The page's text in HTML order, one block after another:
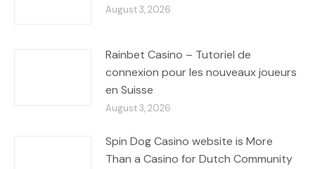
August 3, 2026
Rainbet Casino – Tutoriel de
connexion pour les nouveaux joueurs
en Suisse
August 3, 2026
Spin Dog Casino website is More
Than a Casino for Dutch Community